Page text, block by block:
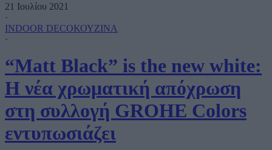
21 Ιουλίου 2021
·
INDOOR DECOΚΟΥΖΙΝΑ
·
“Matt Black” is the new white:
Η νέα χρωματική απόχρωση
στη συλλογή GROHE Colors
εντυπωσιάζει